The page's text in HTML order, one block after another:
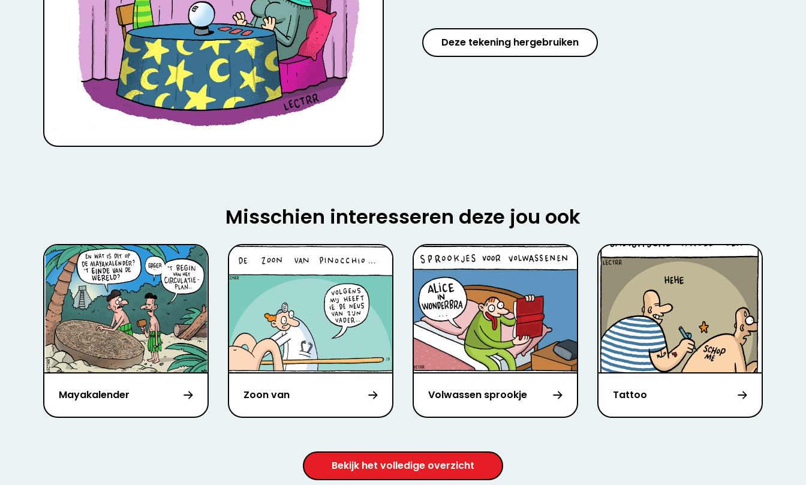
Deze tekening hergebruiken
Misschien interesseren deze jou ook
Mayakalender Zoon van Volwassen sprookje Tattoo
Bekijk het volledige overzicht